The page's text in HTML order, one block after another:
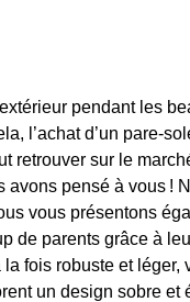
pendant les
l’achat d’un pare-
retrouver sur le
pensé à vous !
vous présentons
de parents grâce à
fois robuste et
un design sobre